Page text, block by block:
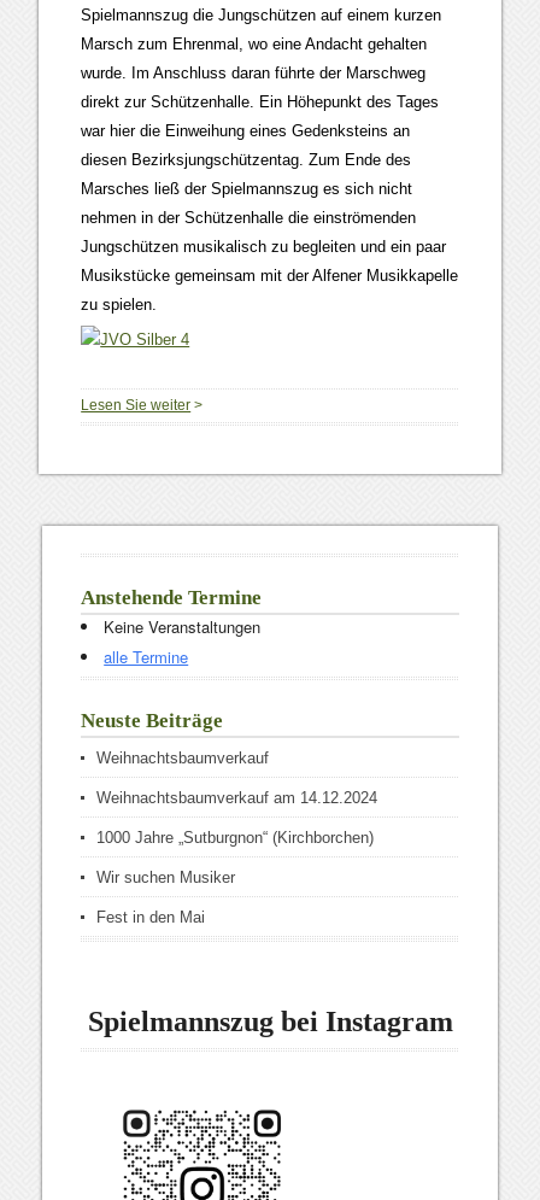
Spielmannszug die Jungschützen auf einem kurzen
Marsch zum Ehrenmal, wo eine Andacht gehalten
wurde. Im Anschluss daran führte der Marschweg
direkt zur Schützenhalle. Ein Höhepunkt des Tages
war hier die Einweihung eines Gedenksteins an
diesen Bezirksjungschützentag. Zum Ende des
Marsches ließ der Spielmannszug es sich nicht
nehmen in der Schützenhalle die einströmenden
Jungschützen musikalisch zu begleiten und ein paar
Musikstücke gemeinsam mit der Alfener Musikkapelle
zu spielen.
Lesen Sie weiter >
Anstehende Termine
Keine Veranstaltungen
alle Termine
Neuste Beiträge
Weihnachtsbaumverkauf
Weihnachtsbaumverkauf am 14.12.2024
1000 Jahre „Sutburgnon“ (Kirchborchen)
Wir suchen Musiker
Fest in den Mai
Spielmannszug bei Instagram